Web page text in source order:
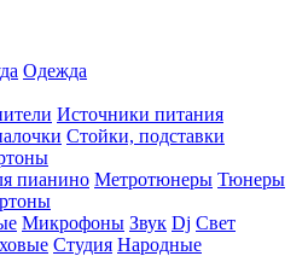
Одежда
Источники питания
Стойки, подставки
пианино Метротюнеры Тюнеры
Микрофоны Звук Dj Свет
Студия Народные